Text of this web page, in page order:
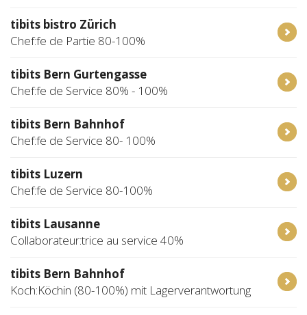
tibits bistro Zürich
Chef:fe de Partie 80-100%
tibits Bern Gurtengasse
Chef:fe de Service 80% - 100%
tibits Bern Bahnhof
Chef:fe de Service 80- 100%
tibits Luzern
Chef:fe de Service 80-100%
tibits Lausanne
Collaborateur:trice au service 40%
tibits Bern Bahnhof
Koch:Köchin (80-100%) mit Lagerverantwortung